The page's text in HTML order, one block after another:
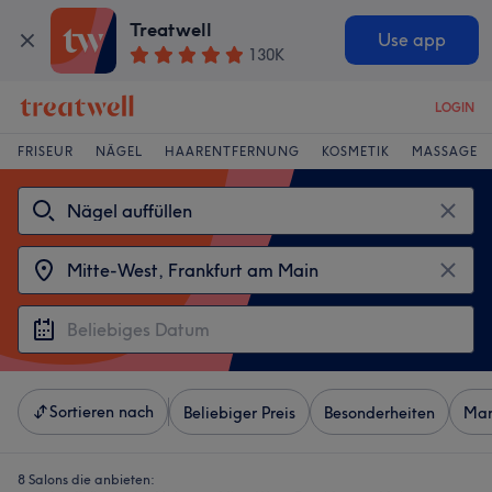
Treatwell
130K
Use app
LOGIN
FRISEUR NÄGEL HAARENTFERNUNG KOSMETIK MASSAGE
Sortieren nach Beliebiger Preis Besonderheiten
8 Salons die anbieten: